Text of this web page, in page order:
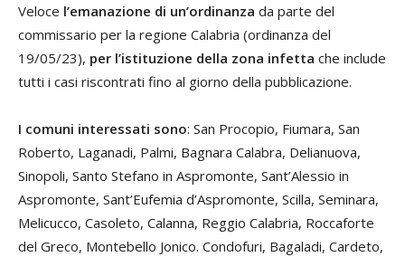
Veloce l’emanazione di un’ordinanza da parte del
commissario per la regione Calabria (ordinanza del
19/05/23), per l’istituzione della zona infetta che include
tutti i casi riscontrati fino al giorno della pubblicazione.
I comuni interessati sono: San Procopio, Fiumara, San
Roberto, Laganadi, Palmi, Bagnara Calabra, Delianuova,
Sinopoli, Santo Stefano in Aspromonte, Sant’Alessio in
Aspromonte, Sant’Eufemia d’Aspromonte, Scilla, Seminara,
Melicucco, Casoleto, Calanna, Reggio Calabria, Roccaforte
del Greco, Montebello Jonico. Condofuri, Bagaladi, Cardeto,